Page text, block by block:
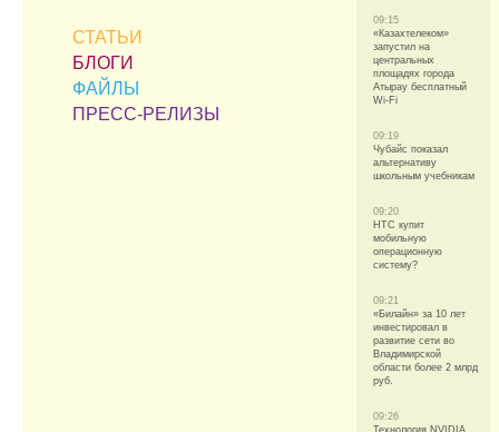
СТАТЬИ
БЛОГИ
ФАЙЛЫ
ПРЕСС-РЕЛИЗЫ
09:15
«Казахтелеком»
запустил на
центральных
площадях города
Атырау бесплатный
Wi-Fi
09:19
Чубайс показал
альтернативу
школьным учебникам
09:20
HTC купит
мобильную
операционную
систему?
09:21
«Билайн» за 10 лет
инвестировал в
развитие сети во
Владимирской
области более 2 млрд
руб.
09:26
Технология NVIDIA